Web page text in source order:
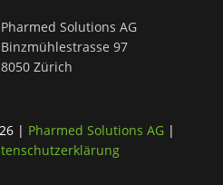
Pharmed Solutions AG
Binzmühlestrasse 97
8050 Zürich
| Pharmed Solutions AG |